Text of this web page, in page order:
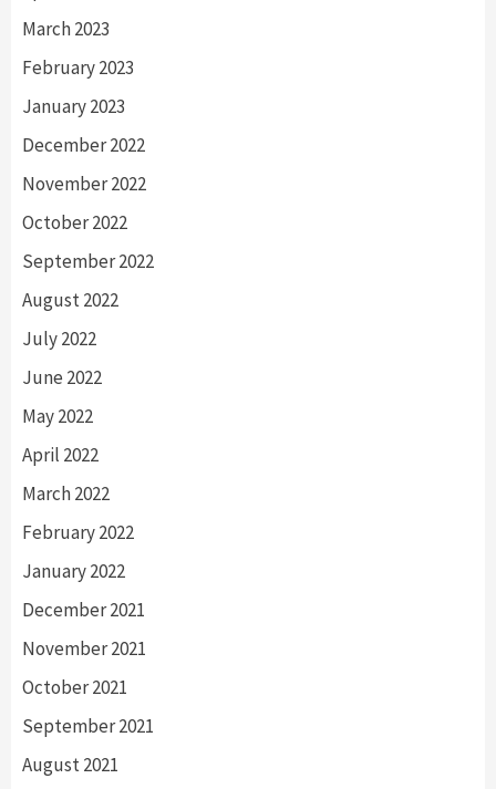
March 2023
February 2023
January 2023
December 2022
November 2022
October 2022
September 2022
August 2022
July 2022
June 2022
May 2022
April 2022
March 2022
February 2022
January 2022
December 2021
November 2021
October 2021
September 2021
August 2021